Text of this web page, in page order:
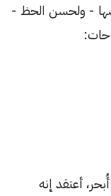
- ولحسن الحظ -
أعتقد إنه